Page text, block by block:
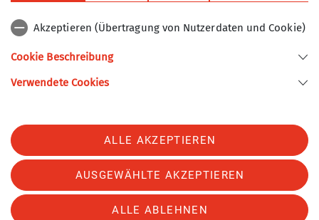
Alpenverein
Sektion Turner-Alpenkränzchen des Deutschen Alpenvereins e.V.
Telefon +49894485357
Datenschutz-Einstellungen
Datenschutz
Impressum
Akzeptieren (Übertragung von Nutzerdaten und Cookie)
Cookie Beschreibung
Verwendete Cookies
ALLE AKZEPTIEREN
AUSGEWÄHLTE AKZEPTIEREN
ALLE ABLEHNEN